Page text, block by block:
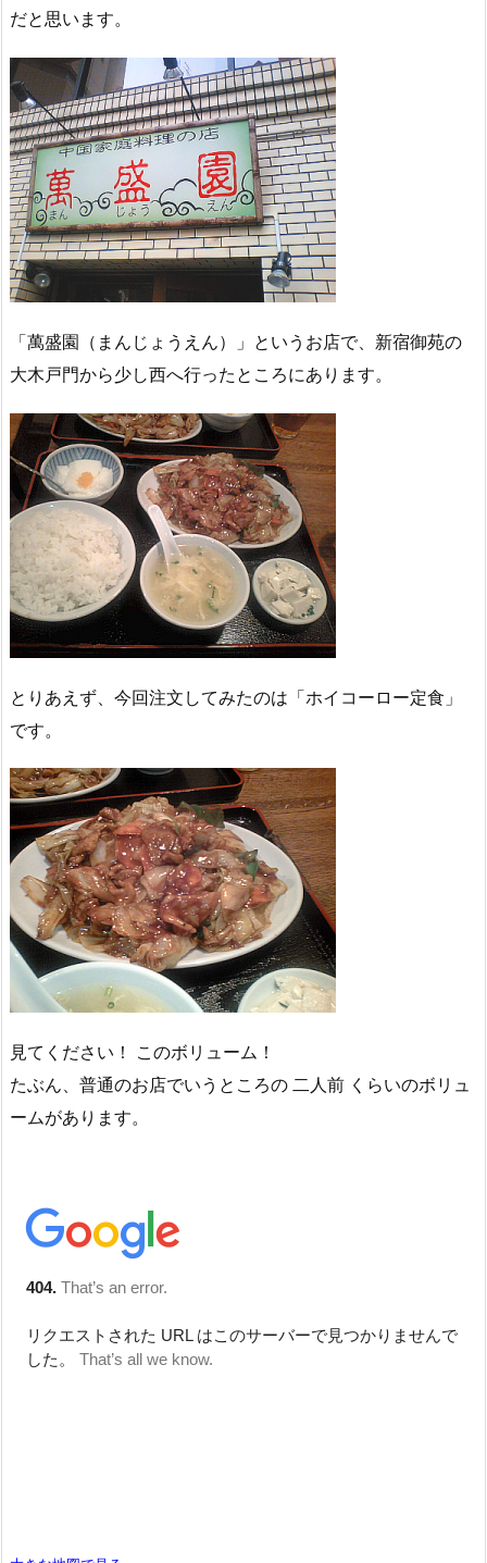
だと思います。
「萬盛園（まんじょうえん）」というお店で、新宿御苑の
大木戸門から少し西へ行ったところにあります。
とりあえず、今回注文してみたのは「ホイコーロー定食」
です。
見てください！ このボリューム！
たぶん、普通のお店でいうところの 二人前 くらいのボリュ
ームがあります。